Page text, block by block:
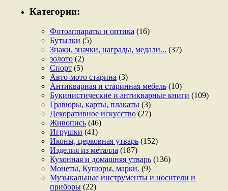
Категории:
Фотоаппараты и оптика (16)
Бутылки (5)
Знаки, значки, награды, медали... (37)
золото (2)
Спорт (5)
Авто-мото старина (3)
Антикварная и старинная мебель (10)
Букинистические и антикварные книги (109)
Гравюры, карты, плакаты (3)
Декоративное искусство (27)
Живопись (46)
Игрушки (41)
Иконы, церковная утварь (152)
Изделия из металла (187)
Кухонная и домашняя утварь (136)
Монеты, Купюры, марки. (9)
Музыкальные инструменты и носители и
приборы (22)